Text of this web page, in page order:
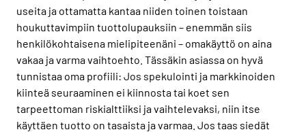
useita ja ottamatta kantaa niiden toinen toistaan
houkuttavimpiin tuottolupauksiin – enemmän siis
henkilökohtaisena mielipiteenäni – omakäyttö on aina
vakaa ja varma vaihtoehto. Tässäkin asiassa on hyvä
tunnistaa oma profiili: Jos spekulointi ja markkinoiden
kiinteä seuraaminen ei kiinnosta tai koet sen
tarpeettoman riskialttiiksi ja vaihtelevaksi, niin itse
käyttäen tuotto on tasaista ja varmaa. Jos taas siedät